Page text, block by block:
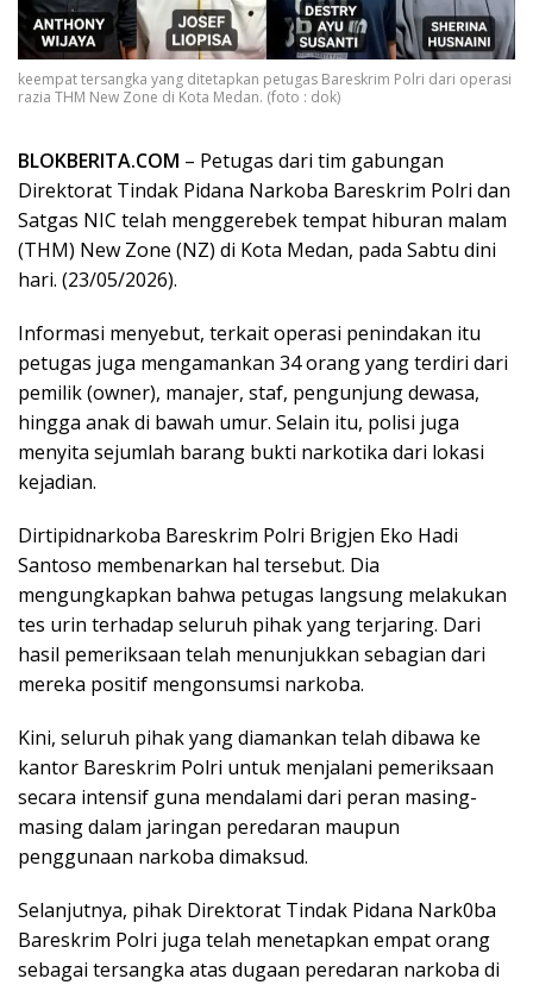
keempat tersangka yang ditetapkan petugas Bareskrim Polri dari operasi
razia THM New Zone di Kota Medan. (foto : dok)
BLOKBERITA.COM – Petugas dari tim gabungan
Direktorat Tindak Pidana Narkoba Bareskrim Polri dan
Satgas NIC telah menggerebek tempat hiburan malam
(THM) New Zone (NZ) di Kota Medan, pada Sabtu dini
hari. (23/05/2026).
Informasi menyebut, terkait operasi penindakan itu
petugas juga mengamankan 34 orang yang terdiri dari
pemilik (owner), manajer, staf, pengunjung dewasa,
hingga anak di bawah umur. Selain itu, polisi juga
menyita sejumlah barang bukti narkotika dari lokasi
kejadian.
Dirtipidnarkoba Bareskrim Polri Brigjen Eko Hadi
Santoso membenarkan hal tersebut. Dia
mengungkapkan bahwa petugas langsung melakukan
tes urin terhadap seluruh pihak yang terjaring. Dari
hasil pemeriksaan telah menunjukkan sebagian dari
mereka positif mengonsumsi narkoba.
Kini, seluruh pihak yang diamankan telah dibawa ke
kantor Bareskrim Polri untuk menjalani pemeriksaan
secara intensif guna mendalami dari peran masing-
masing dalam jaringan peredaran maupun
penggunaan narkoba dimaksud.
Selanjutnya, pihak Direktorat Tindak Pidana Nark0ba
Bareskrim Polri juga telah menetapkan empat orang
sebagai tersangka atas dugaan peredaran narkoba di